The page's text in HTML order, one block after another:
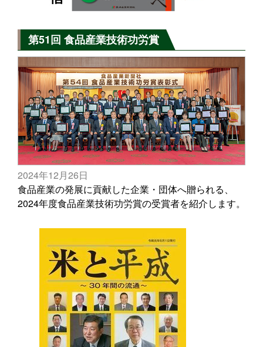
第51回 食品産業技術功労賞
2024年12月26日
食品産業の発展に貢献した企業・団体へ贈られる、
2024年度食品産業技術功労賞の受賞者を紹介します。